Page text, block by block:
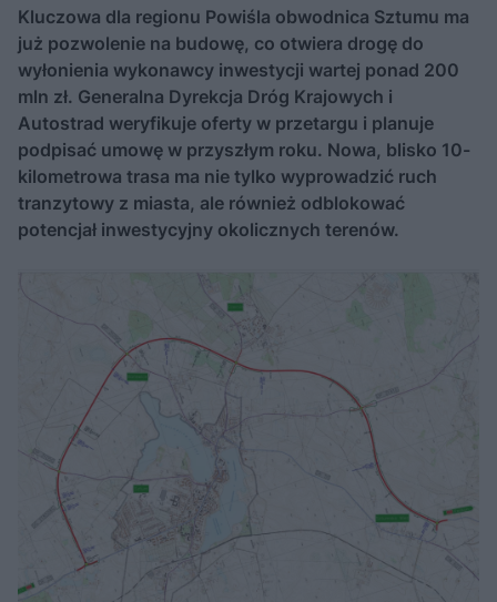
Kluczowa dla regionu Powiśla obwodnica Sztumu ma
już pozwolenie na budowę, co otwiera drogę do
wyłonienia wykonawcy inwestycji wartej ponad 200
mln zł. Generalna Dyrekcja Dróg Krajowych i
Autostrad weryfikuje oferty w przetargu i planuje
podpisać umowę w przyszłym roku. Nowa, blisko 10-
kilometrowa trasa ma nie tylko wyprowadzić ruch
tranzytowy z miasta, ale również odblokować
potencjał inwestycyjny okolicznych terenów.